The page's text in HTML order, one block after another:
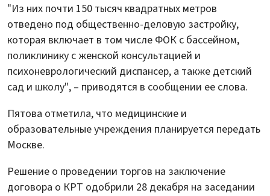
"Из них почти 150 тысяч квадратных метров
отведено под общественно-деловую застройку,
которая включает в том числе ФОК с бассейном,
поликлинику с женской консультацией и
психоневрологический диспансер, а также детский
сад и школу", – приводятся в сообщении ее слова.
Пятова отметила, что медицинские и
образовательные учреждения планируется передать
Москве.
Решение о проведении торгов на заключение
договора о КРТ одобрили 28 декабря на заседании